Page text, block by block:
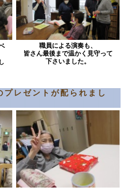
職員による演奏も、
皆さん最後まで温かく見守って
下さいました。
レゼントが配られまし